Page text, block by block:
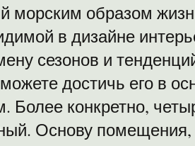
морским образом
в дизайне
сезонов и
достичь его в
Более конкретно,
Основу помещения,